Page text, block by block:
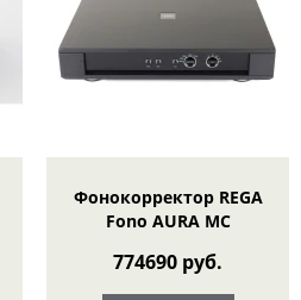
Фонокорректор REGA
Fono AURA MC
774690 руб.